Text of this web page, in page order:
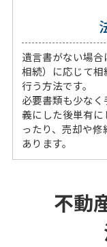
遺言書がない場
相続）に応じて
行う方法です。
必要書類も少な
義にした後単有
ったり、売却や
あります。
不動